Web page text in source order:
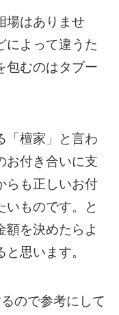
場はありませ
によって違うた
包むのはタブー
「檀家」と言わ
お付き合いに支
らも正しいお付
いものです。と
額を決めたらよ
思います。
ので参考にして